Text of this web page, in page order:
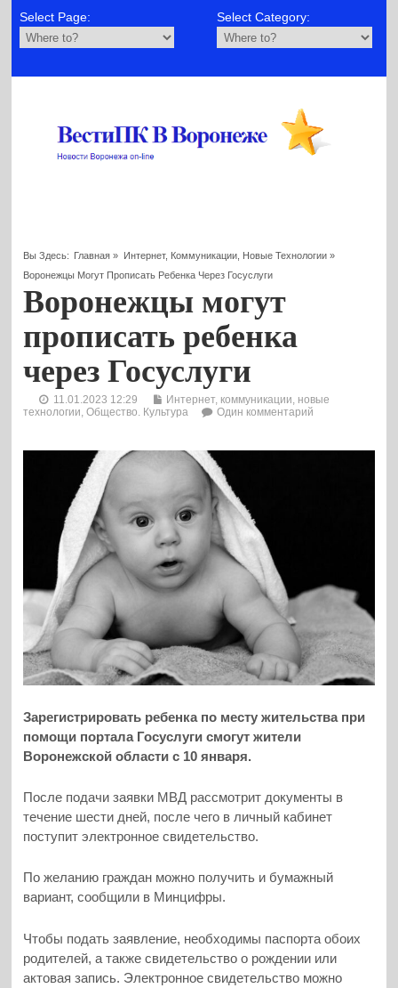
Select Page: Select Category:
Вы Здесь: Главная » Интернет, Коммуникации, Новые Технологии»
Воронежцы Могут Прописать Ребенка Через Госуслуги
Воронежцы могут
прописать ребенка
через Госуслуги
11.01.2023 12:29
Интернет, коммуникации, новые
технологии ,Общество. Культура Один комментарий
Зарегистрировать ребенка по месту жительства при
помощи портала Госуслуги смогут жители
Воронежской области с 10 января.
После подачи заявки МВД рассмотрит документы в
течение шести дней, после чего в личный кабинет
поступит электронное свидетельство.
По желанию граждан можно получить и бумажный
вариант, сообщили в Минцифры.
Чтобы подать заявление, необходимы паспорта обоих
родителей, а также свидетельство о рождении или
актовая запись. Электронное свидетельство можно